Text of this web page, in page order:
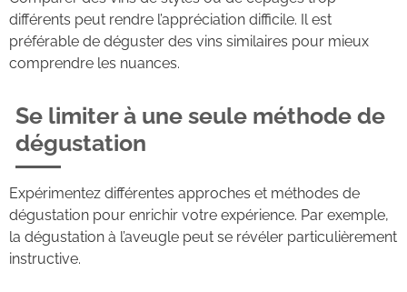
différents peut rendre l’appréciation difficile. Il est
préférable de déguster des vins similaires pour mieux
comprendre les nuances.
Se limiter à une seule méthode de
dégustation
Expérimentez différentes approches et méthodes de
dégustation pour enrichir votre expérience. Par exemple,
la dégustation à l’aveugle peut se révéler particulièrement
instructive.